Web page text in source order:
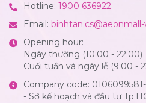
Hotline: 1900 636922
Email:
Opening hour:
Ngày thường (10:00 - 22:00)
Cuối tuần và ngày lễ (9:00 -
Company code:
- Sở kế hoạch và đầu tư